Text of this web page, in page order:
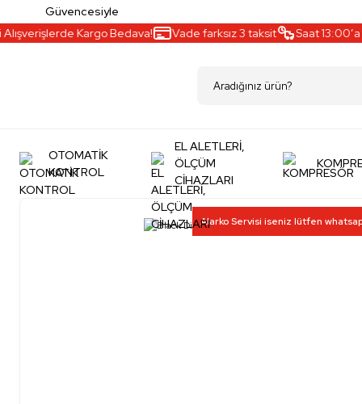
Güvencesiyle
Kargo Bedava! Vade farksız 3 taksit Saat 13:00’a
OTOMATİK
KONTROL
EL ALETLERİ,
ÖLÇÜM
CİHAZLARI
Alarko Servisi iseniz lütfen